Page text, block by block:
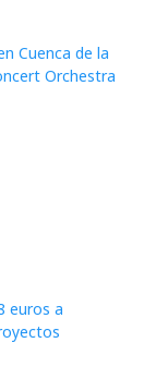
Cuenca de la
Orchestra
euros a